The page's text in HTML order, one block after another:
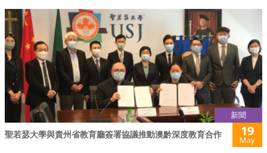
新聞
聖若瑟大學與貴州省教育廳簽署協議推動澳黔深度教育合作 19
May